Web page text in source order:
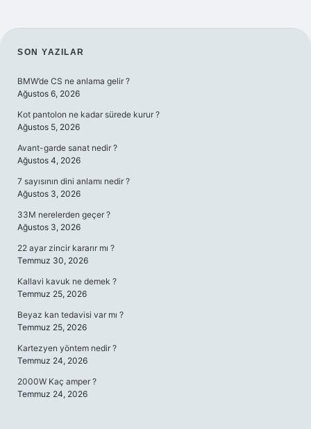
SIDEBAR
SON YAZILAR
BMW’de CS ne anlama gelir ?
Ağustos 6, 2026
Kot pantolon ne kadar sürede kurur ?
Ağustos 5, 2026
Avant-garde sanat nedir ?
Ağustos 4, 2026
7 sayısının dini anlamı nedir ?
Ağustos 3, 2026
33M nerelerden geçer ?
Ağustos 3, 2026
22 ayar zincir kararır mı ?
Temmuz 30, 2026
Kallavi kavuk ne demek ?
Temmuz 25, 2026
Beyaz kan tedavisi var mı ?
Temmuz 25, 2026
Kartezyen yöntem nedir ?
Temmuz 24, 2026
2000W Kaç amper ?
Temmuz 24, 2026